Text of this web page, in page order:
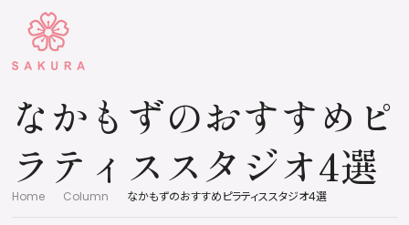
なかもずのおすすめピ
ラティススタジオ4選
Home Column なかもずのおすすめピラティススタジオ4選